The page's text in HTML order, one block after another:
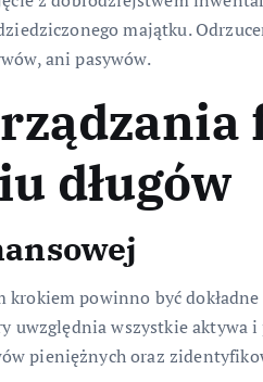
majątku.
ani pasywów.
długów
krokiem powinno być
uwzględnia wszystkie aktywa
pieniężnych oraz